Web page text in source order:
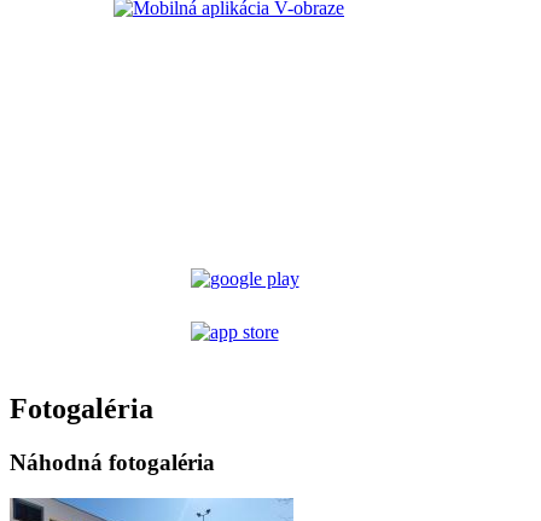
Fotogaléria
Náhodná fotogaléria